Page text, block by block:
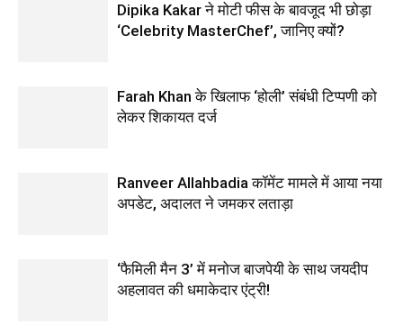
Dipika Kakar ने मोटी फीस के बावजूद भी छोड़ा
‘Celebrity MasterChef’, जानिए क्यों?
Farah Khan के खिलाफ ‘होली’ संबंधी टिप्पणी को
लेकर शिकायत दर्ज
Ranveer Allahbadia कॉमेंट मामले में आया नया
अपडेट, अदालत ने जमकर लताड़ा
‘फैमिली मैन 3’ में मनोज बाजपेयी के साथ जयदीप
अहलावत की धमाकेदार एंट्री!